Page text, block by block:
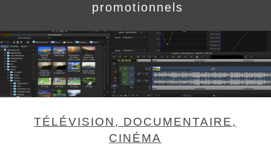
promotionnels
TÉLÉVISION, DOCUMENTAIRE,
CINÉMA